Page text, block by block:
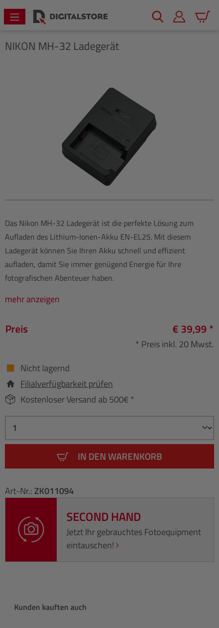
springen
NIKON MH-32 Ladegerät
Das Nikon MH-32 Ladegerät ist die perfekte Lösung zum
Aufladen des Lithium-Ionen-Akku EN-EL25. Mit diesem
Ladegerät können Sie Ihren Akku schnell und effizient
aufladen, damit Sie immer genügend Energie für Ihre
fotografischen Abenteuer haben.
mehr anzeigen
Preis € 39,99 *
* Preis inkl. 20 Mwst.
Nicht lagernd
Filialverfügbarkeit prüfen
Kostenloser Versand ab 500€ *
IN DEN WARENKORB
Art-Nr.: ZK011094
SECOND HAND
Jetzt Ihr gebrauchtes Fotoequipment
eintauschen!
Produktgalerie überspringen
Kunden kauften auch